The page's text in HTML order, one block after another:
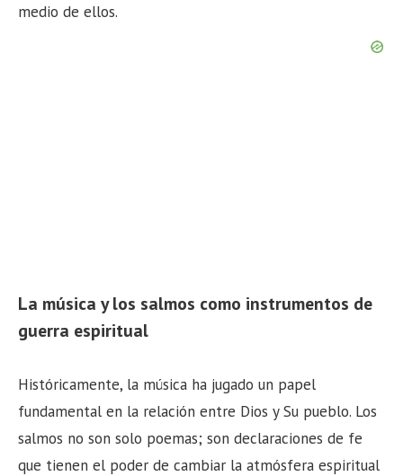
medio de ellos.
La música y los salmos como instrumentos de
guerra espiritual
Históricamente, la música ha jugado un papel
fundamental en la relación entre Dios y Su pueblo. Los
salmos no son solo poemas; son declaraciones de fe
que tienen el poder de cambiar la atmósfera espiritual